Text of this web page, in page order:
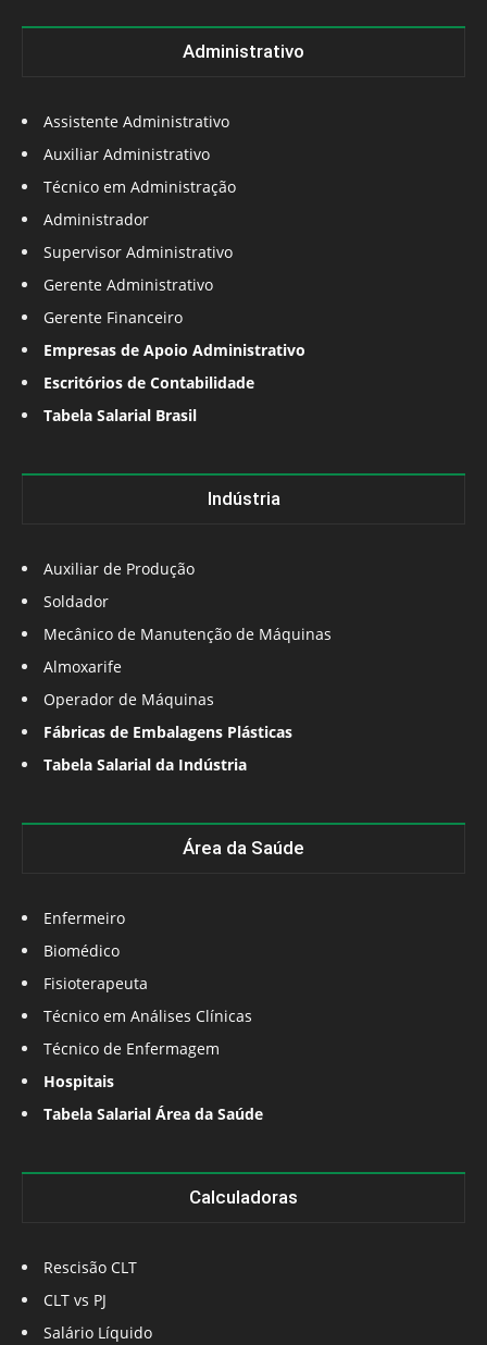
Administrativo
Assistente Administrativo
Auxiliar Administrativo
Técnico em Administração
Administrador
Supervisor Administrativo
Gerente Administrativo
Gerente Financeiro
Empresas de Apoio Administrativo
Escritórios de Contabilidade
Tabela Salarial Brasil
Indústria
Auxiliar de Produção
Soldador
Mecânico de Manutenção de Máquinas
Almoxarife
Operador de Máquinas
Fábricas de Embalagens Plásticas
Tabela Salarial da Indústria
Área da Saúde
Enfermeiro
Biomédico
Fisioterapeuta
Técnico em Análises Clínicas
Técnico de Enfermagem
Hospitais
Tabela Salarial Área da Saúde
Calculadoras
Rescisão CLT
CLT vs PJ
Salário Líquido